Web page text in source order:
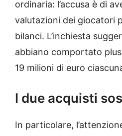
ordinaria: l’accusa è di
valutazioni dei giocatori
bilanci. L’inchiesta
abbiano comportato
19 milioni di euro
I due acquisti
In particolare,